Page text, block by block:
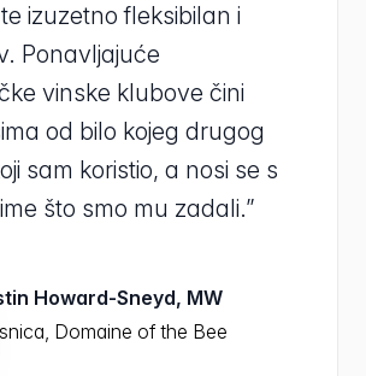
izuzetno fleksibilan i
Ponavljajuće
vinske klubove čini
od bilo kojeg drugog
sam koristio, a nosi se s
što smo mu zadali.”
Howard-Sneyd, MW
Domaine of the Bee